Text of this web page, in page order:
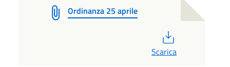
Ordinanza 25 aprile
Scarica